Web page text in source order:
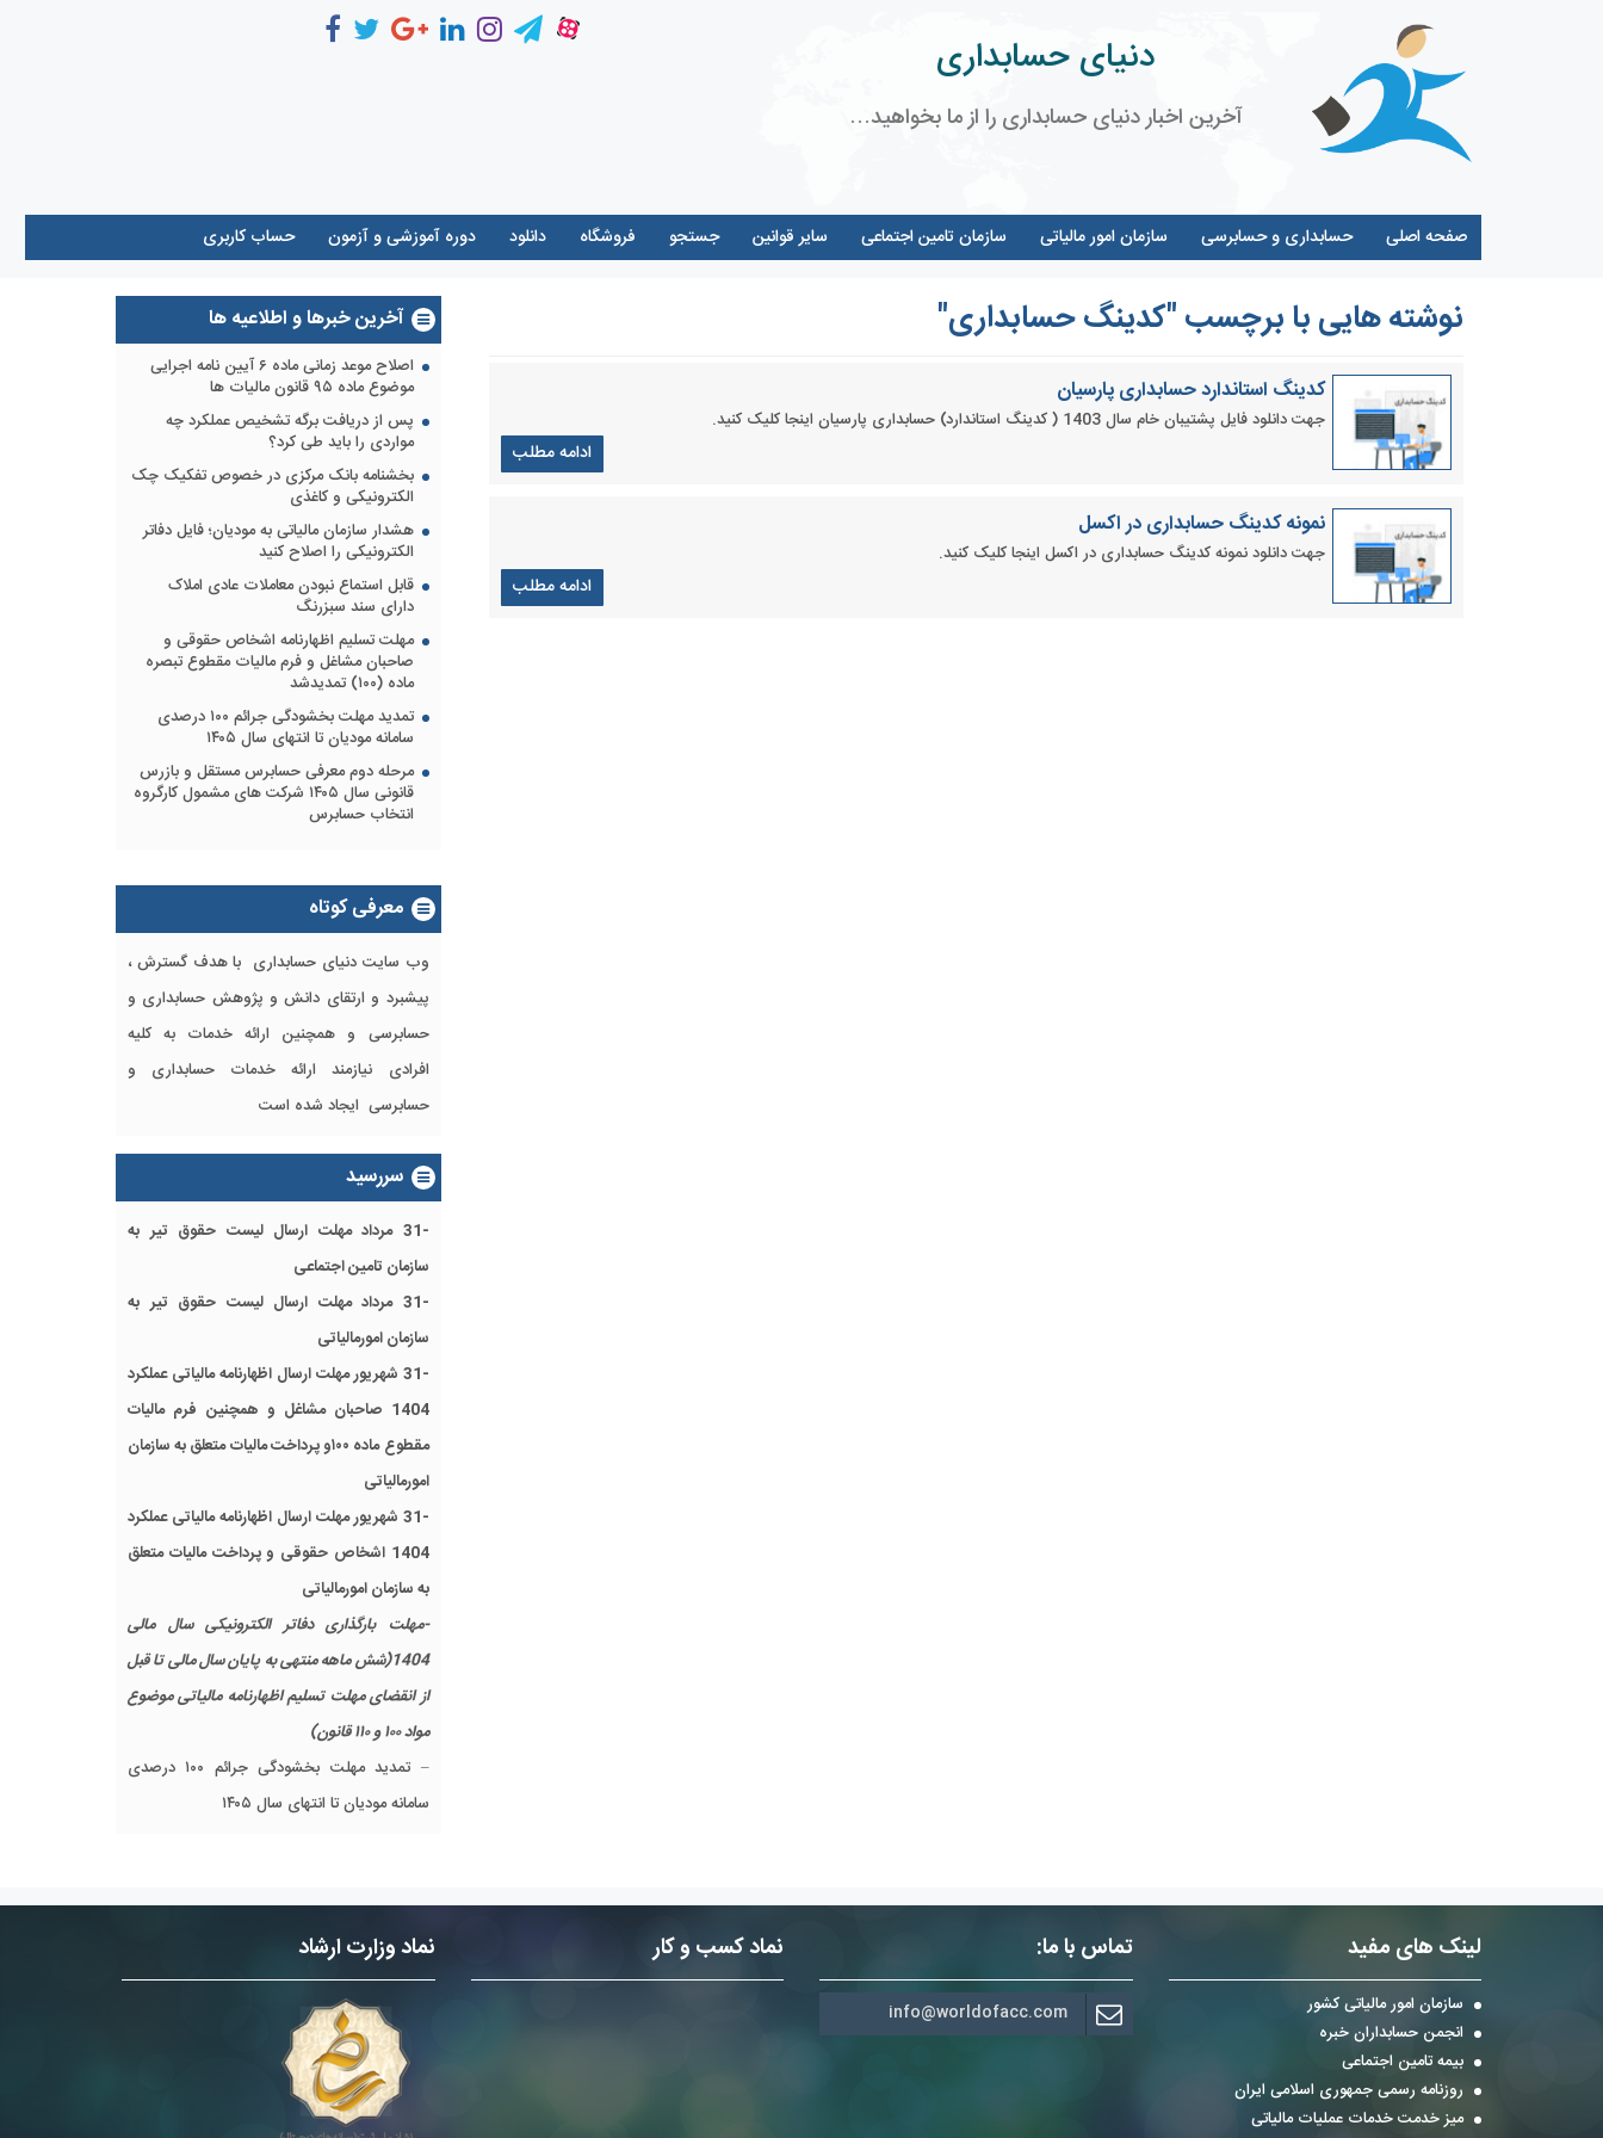
دنیای حسابداری
آخرین اخبار دنیای حسابداری را از ما بخواهید…
صفحه اصلی حسابداری و حسابرسی سازمان امور مالیاتی سازمان تامین اجتماعی سایر قوانین جستجو فروشگاه دانلود دوره آموزشی و آزمون حساب كاربری
نوشته هایی با برچسب "کدینگ حسابداری"
کدینگ استاندارد حسابداری پارسیان
جهت دانلود فایل پشتیبان خام سال 1403 ( کدینگ استاندارد) حسابداری پارسیان اینجا کلیک کنید.
ادامه مطلب
نمونه کدینگ حسابداری در اکسل
جهت دانلود نمونه کدینگ حسابداری در اکسل اینجا کلیک کنید.
ادامه مطلب
آخرین خبرها و اطلاعیه ها
اصلاح موعد زمانی ماده ۶ آیین نامه اجرایی
موضوع ماده ۹۵ قانون مالیات ها
پس از دریافت برگه تشخیص عملکرد چه
مواردی را باید طی کرد؟
بخشنامه بانک مرکزی در خصوص تفکیک چک
الکترونیکی و کاغذی
هشدار سازمان مالیاتی به مودیان؛ فایل دفاتر
الکترونیکی را اصلاح کنید
قابل استماع نبودن معاملات عادی املاک
دارای سند سبزرنگ
مهلت تسلیم اظهارنامه اشخاص حقوقی و
صاحبان مشاغل و فرم مالیات مقطوع تبصره
ماده (۱۰۰) تمدیدشد
تمدید مهلت بخشودگی جرائم ۱۰۰ درصدی
سامانه مودیان تا انتهای سال ۱۴۰۵
مرحله دوم معرفی حسابرس مستقل و بازرس
قانونی سال ۱۴۰۵ شرکت های مشمول کارگروه
انتخاب حسابرس
معرفی کوتاه
وب سایت دنیای حسابداری با هدف گسترش ،
پیشبرد و ارتقای دانش و پژوهش حسابداری و
حسابرسی و همچنین ارائه خدمات به کلیه
افرادی نیازمند ارائه خدمات حسابداری و
حسابرسی ایجاد شده است
سررسید
-31 مرداد مهلت ارسال ليست حقوق تیر به
سازمان تامین اجتماعی
-31 مرداد مهلت ارسال ليست حقوق تیر به
سازمان امورمالیاتی
-31 شهریور مهلت ارسال اظهارنامه مالیاتی عملکرد
1404 صاحبان مشاغل و همچنین فرم مالیات
مقطوع ماده ۱۰۰و پرداخت مالیات متعلق به سازمان
امورمالیاتی
-31 شهریور مهلت ارسال اظهارنامه مالیاتی عملکرد
1404 اشخاص حقوقی و پرداخت مالیات متعلق
به سازمان امورمالیاتی
-مهلت بارگذاری دفاتر الکترونیکی سال مالی
1404(شش ماهه منتهی به پایان سال مالی تا قبل
از انقضای مهلت تسلیم اظهارنامه مالیاتی موضوع
مواد ۱۰۰ و ۱۱۰ قانون)
– تمدید مهلت بخشودگی جرائم ۱۰۰ درصدی
سامانه مودیان تا انتهای سال ۱۴۰۵
لینک های مفید
سازمان امور مالیاتی کشور
انجمن حسابداران خبره
بیمه تامین اجتماعی
روزنامه رسمی جمهوری اسلامی ایران
میز خدمت خدمات عملیات مالیاتی
تماس با ما:
info@worldofacc.com
نماد کسب و کار نماد وزارت ارشاد